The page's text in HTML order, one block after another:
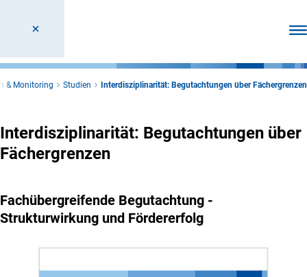
& Monitoring Studien Interdisziplinarität: Begutachtungen über Fächergrenzen
Interdisziplinarität: Begutachtungen über
Fächergrenzen
Fachübergreifende Begutachtung -
Strukturwirkung und Fördererfolg